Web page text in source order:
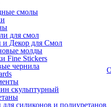
смолы
для смол
и Декор для Смол
молды
Fine Stickers
чернила
скульптурный
для силиконов и полиуретанов